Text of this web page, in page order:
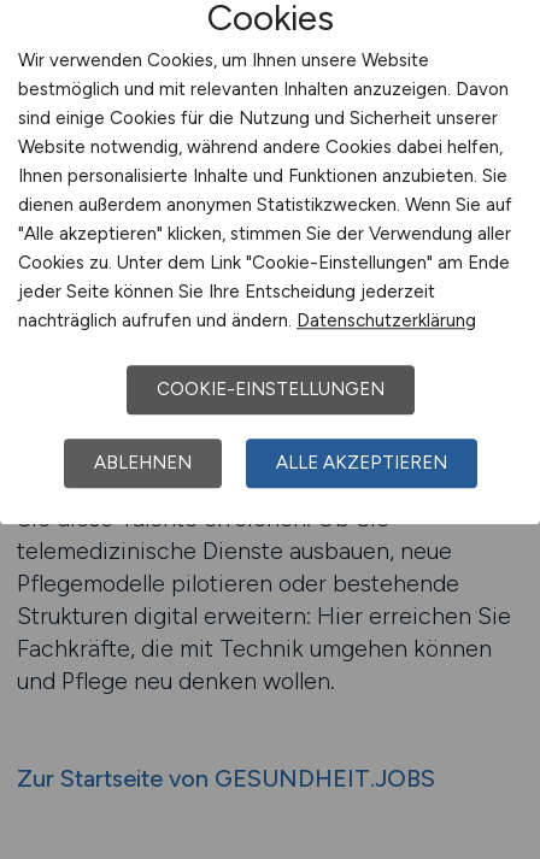
Arbeitgebermarke. Digitale Pflege ist mehr als
Technik – sie ist ein Weg zu mehr Flexibilität,
Lebensqualität und Zufriedenheit im Beruf.
Jetzt Beratung zur Telepflege-Rekrutierung
anfragen
Mit GESUNDHEIT.JOBS
Telepflege-Fachkräfte erreichen
Die Nachfrage nach qualifizierten Pflegekräften
mit digitaler Kompetenz wächst stetig – und
GESUNDHEIT.JOBS ist die Plattform, auf der
Sie diese Talente erreichen. Ob Sie
telemedizinische Dienste ausbauen, neue
Pflegemodelle pilotieren oder bestehende
Strukturen digital erweitern: Hier erreichen Sie
Fachkräfte, die mit Technik umgehen können
und Pflege neu denken wollen.
Zur Startseite von GESUNDHEIT.JOBS
Cookies
Wir verwenden Cookies, um Ihnen unsere Website
bestmöglich und mit relevanten Inhalten anzuzeigen. Davon
sind einige Cookies für die Nutzung und Sicherheit unserer
Website notwendig, während andere Cookies dabei helfen,
Ihnen personalisierte Inhalte und Funktionen anzubieten. Sie
dienen außerdem anonymen Statistikzwecken. Wenn Sie auf
"Alle akzeptieren" klicken, stimmen Sie der Verwendung aller
Cookies zu. Unter dem Link "Cookie-Einstellungen" am Ende
jeder Seite können Sie Ihre Entscheidung jederzeit
nachträglich aufrufen und ändern. Datenschutzerklärung
COOKIE-EINSTELLUNGEN
ABLEHNEN ALLE AKZEPTIEREN